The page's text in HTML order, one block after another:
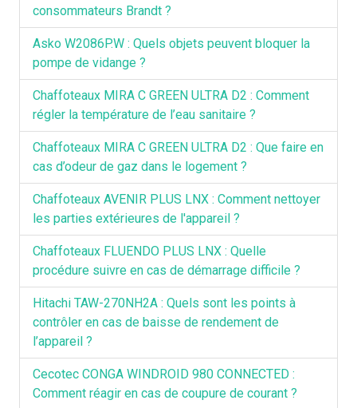
consommateurs Brandt ?
Asko W2086P.W : Quels objets peuvent bloquer la
pompe de vidange ?
Chaffoteaux MIRA C GREEN ULTRA D2 : Comment
régler la température de l’eau sanitaire ?
Chaffoteaux MIRA C GREEN ULTRA D2 : Que faire en
cas d’odeur de gaz dans le logement ?
Chaffoteaux AVENIR PLUS LNX : Comment nettoyer
les parties extérieures de l'appareil ?
Chaffoteaux FLUENDO PLUS LNX : Quelle
procédure suivre en cas de démarrage difficile ?
Hitachi TAW-270NH2A : Quels sont les points à
contrôler en cas de baisse de rendement de
l’appareil ?
Cecotec CONGA WINDROID 980 CONNECTED :
Comment réagir en cas de coupure de courant ?